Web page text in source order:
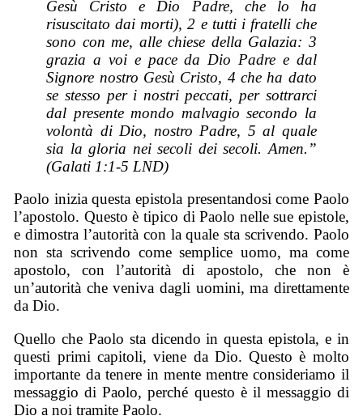
Gesù Cristo e Dio Padre, che lo ha
risuscitato dai morti), 2 e tutti i fratelli che
sono con me, alle chiese della Galazia: 3
grazia a voi e pace da Dio Padre e dal
Signore nostro Gesù Cristo, 4 che ha dato
se stesso per i nostri peccati, per sottrarci
dal presente mondo malvagio secondo la
volontà di Dio, nostro Padre, 5 al quale
sia la gloria nei secoli dei secoli. Amen.”
(Galati 1:1-5 LND)
Paolo inizia questa epistola presentandosi come Paolo
l’apostolo. Questo è tipico di Paolo nelle sue epistole,
e dimostra l’autorità con la quale sta scrivendo. Paolo
non sta scrivendo come semplice uomo, ma come
apostolo, con l’autorità di apostolo, che non è
un’autorità che veniva dagli uomini, ma direttamente
da Dio.
Quello che Paolo sta dicendo in questa epistola, e in
questi primi capitoli, viene da Dio. Questo è molto
importante da tenere in mente mentre consideriamo il
messaggio di Paolo, perché questo è il messaggio di
Dio a noi tramite Paolo.